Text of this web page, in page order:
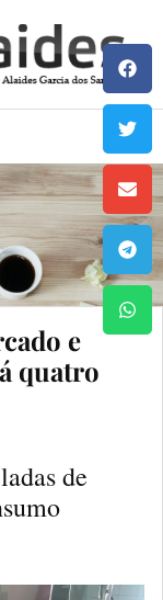
e
quatro
de